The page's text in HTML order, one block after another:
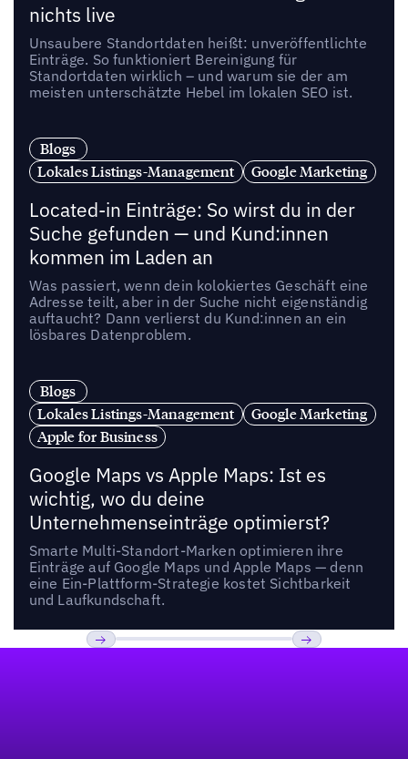
nichts live
Unsaubere Standortdaten heißt: unveröffentlichte
Einträge. So funktioniert Bereinigung für
Standortdaten wirklich – und warum sie der am
meisten unterschätzte Hebel im lokalen SEO ist.
Blogs
Lokales Listings-Management
Google Marketing
Located-in Einträge: So wirst du in der
Suche gefunden — und Kund:innen
kommen im Laden an
Was passiert, wenn dein kolokiertes Geschäft eine
Adresse teilt, aber in der Suche nicht eigenständig
auftaucht? Dann verlierst du Kund:innen an ein
lösbares Datenproblem.
Blogs
Lokales Listings-Management
Google Marketing
Apple for Business
Google Maps vs Apple Maps: Ist es
wichtig, wo du deine
Unternehmenseinträge optimierst?
Smarte Multi-Standort-Marken optimieren ihre
Einträge auf Google Maps und Apple Maps — denn
eine Ein-Plattform-Strategie kostet Sichtbarkeit
und Laufkundschaft.